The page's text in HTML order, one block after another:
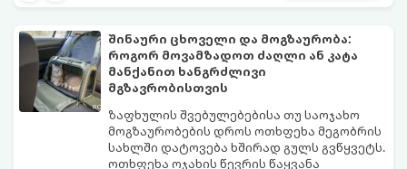
მიკროფლორა) ეჩვევა კონკრეტულ
შემადგენლობას. კვების მკვეთრმა
ცვლილებამ შეიძლება გამოიწვიოს
ძლიერი სტრესი, გულისრევა, გაზები ან
დიარეა (კუჭის აშლილობა).
იმისათვის, რომ პროცესმა უმტკივნეულოდ
ჩაიაროს, გამოიყენება ვეტერინარების
მიერ აღიარებული 7-დღიანი გარდამავალი
სქემა.
შინაური ცხოველი და მოგზაურობა:
როგორ მოვამზადოთ ძაღლი ან კატა
მანქანით ხანგრძლივი
მგზავრობისთვის
ზაფხულის შვებულებებისა თუ საოჯახო
მოგზაურობების დროს ოთხფეხა მეგობრის
სახლში დატოვება ხშირად გულს გვწყვეტს.
ოთხფეხა ოჯახის წევრის წაყვანა